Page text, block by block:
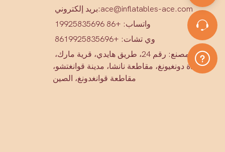
بريد إلكتروني:ace@inflatables-ace.com
واتساب: +86 19925835696
وي تشات: +8619925835696
بلدة دونغيونغ، مقاطعة نانشا، مدينة قوانغتشو،
مقاطعة قوانغدونغ، الصين